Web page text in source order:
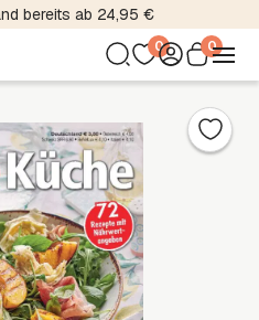
bereits ab 24,95 €
0 0